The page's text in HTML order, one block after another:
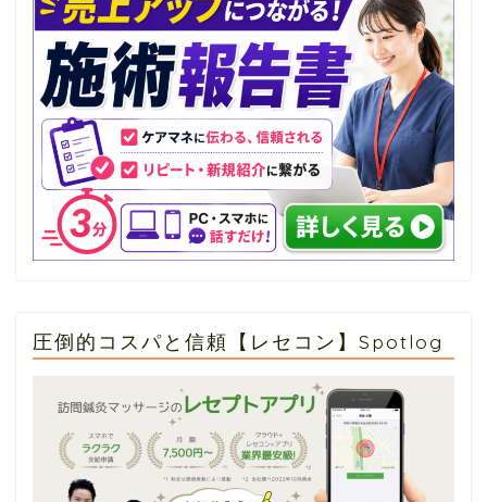
圧倒的コスパと信頼【レセコン】Spotlog